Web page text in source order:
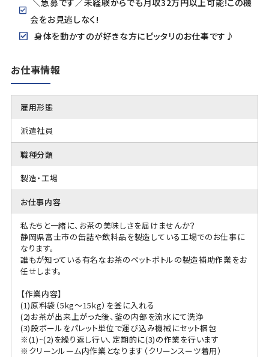
会をお見逃しなく!
身体を動かすのが好きな方にピッタリのお仕事です♪
お仕事情報
雇用形態
派遣社員
職種分類
製造・工場
お仕事内容
私たちと一緒に、お茶の美味しさを届けませんか？
静岡県富士市の缶詰や飲料品を製造している工場でのお仕事に
なります。
誰もが知っている有名なお茶のペットボトルの製造補助作業をお
任せします。
【作業内容】
(1)原料袋（5kg～15kg）を釜に入れる
(2)お茶が出来上がった後、釜の内部を流水にて洗浄
(3)段ボールをパレット単位で運び込み機械にセット梱包
※(1)~(2)を繰り返し行い、定期的に(3)の作業を行います
※クリーンルーム内作業となります（クリーンスーツ着用）